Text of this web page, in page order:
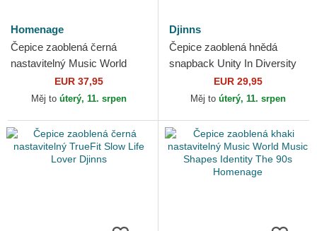
Homenage
Čepice zaoblená černá
nastavitelný Music World
Music Shapes Identity The
90s Homenage
EUR 37,95
Měj to úterý, 11. srpen
Djinns
Čepice zaoblená hnědá
snapback Unity In Diversity
HFT IOI DjinnsEUR 29,95
Měj to úterý, 11. srpen